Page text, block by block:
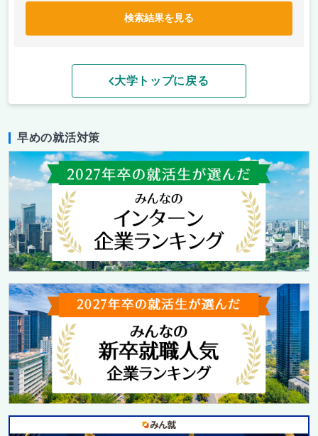
検索結果を見る
大学トップに戻る
早めの就活対策